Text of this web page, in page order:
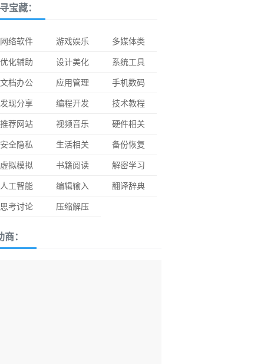
宝藏：
网络软件 游戏娱乐
多媒体类
优化辅助
设计美化
系统工具
文档办公
应用管理
手机数码
发现分享
编程开发
技术教程
推荐网站
视频音乐
硬件相关
安全隐私
生活相关
备份恢复
虚拟模拟
书籍阅读
解密学习
人工智能
编辑输入
翻译辞典
思考讨论
压缩解压
商：